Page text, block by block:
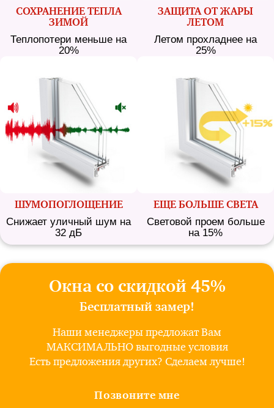
СОХРАНЕНИЕ ТЕПЛА
ЗИМОЙ
Теплопотери меньше на
20%
ЗАЩИТА ОТ ЖАРЫ
ЛЕТОМ
Летом прохладнее на
25%
ШУМО­ПОГЛОЩЕНИЕ
Снижает уличный шум на
32 дБ
ЕЩЕ БОЛЬШЕ СВЕТА
Световой проем больше
на 15%
Окна со скидкой 45%
Бесплатный замер!
Наши менеджеры предложат Вам
МАКСИМАЛЬНО выгодные условия
Есть предложения других? Сделаем лучше!
Позвоните мне